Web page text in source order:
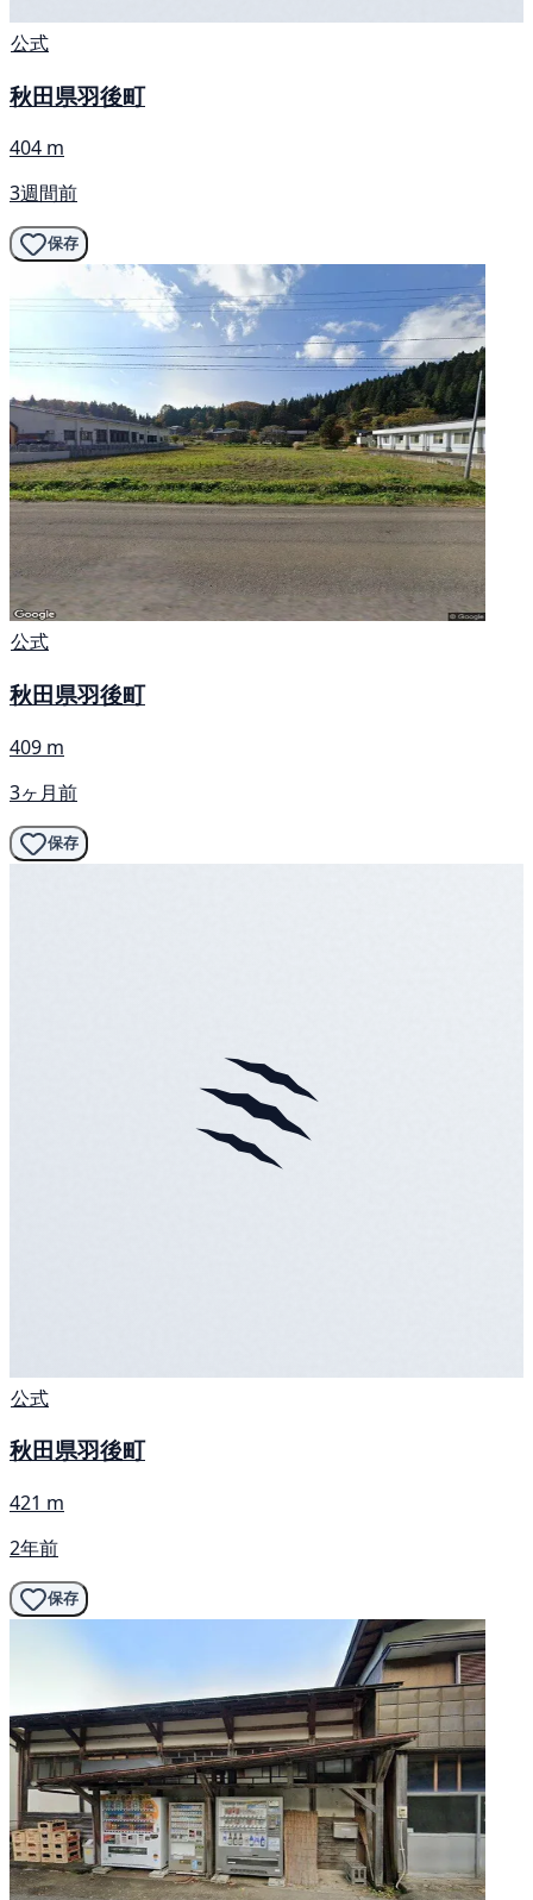
公式
秋田県羽後町
404 m
3週間前
保存
公式
秋田県羽後町
409 m
3ヶ月前
保存
公式
秋田県羽後町
421 m
2年前
保存